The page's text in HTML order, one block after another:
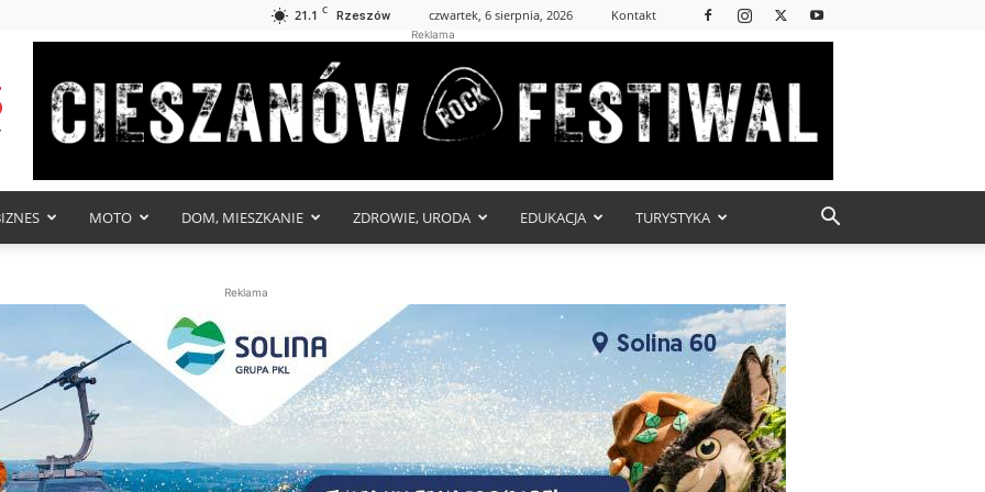
21.1 C Rzeszów czwartek, 6 sierpnia, 2026 Kontakt
Reklama
MOTO DOM, MIESZKANIE ZDROWIE, URODA EDUKACJA TURYSTYKA
Reklama